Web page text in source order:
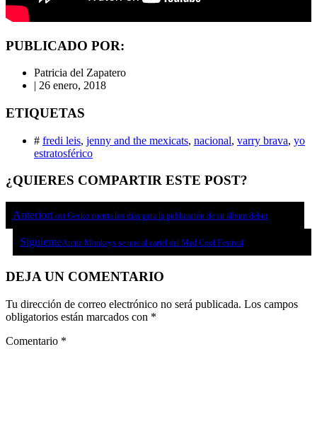
PUBLICADO POR:
Patricia del Zapatero
| 26 enero, 2018
ETIQUETAS
# fredi leis, jenny and the mexicats, nacional, varry brava, yo
estratosférico
¿QUIERES COMPARTIR ESTE POST?
AnteriorLost Gecko cuenta los días para la publicación de su álbum debut
SiguienteArctic Monkeys se une al cartel del Mad Cool Festival
DEJA UN COMENTARIO
Tu dirección de correo electrónico no será publicada. Los campos
obligatorios están marcados con *
Comentario *